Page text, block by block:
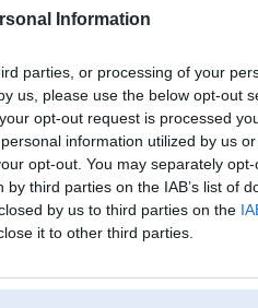
Information
parties, or processing of your
us, please use the below opt-out
opt-out request is processed
information utilized by us
opt-out. You may separately
third parties on the IAB’s list of
by us to third parties on the
it to other third parties.
Lietotāji
profils
bb44one1
0
ziņojumi forumā